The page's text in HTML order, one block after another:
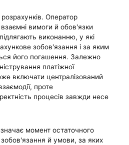
розрахунків. Оператор
вимоги й обов'язки
виконанню, у які
зобов'язання і за яким
його погашення. Залежно
платіжної
включати централізований
проте
процесів завжди несе
момент остаточного
й умови, за яких